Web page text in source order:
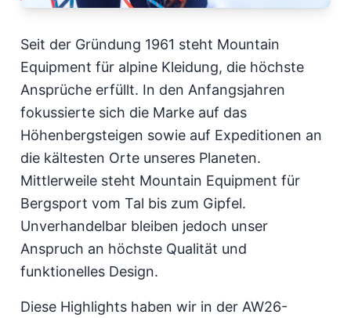
Seit der Gründung 1961 steht Mountain
Equipment für alpine Kleidung, die höchste
Ansprüche erfüllt. In den Anfangsjahren
fokussierte sich die Marke auf das
Höhenbergsteigen sowie auf Expeditionen an
die kältesten Orte unseres Planeten.
Mittlerweile steht Mountain Equipment für
Bergsport vom Tal bis zum Gipfel.
Unverhandelbar bleiben jedoch unser
Anspruch an höchste Qualität und
funktionelles Design.
Diese Highlights haben wir in der AW26-